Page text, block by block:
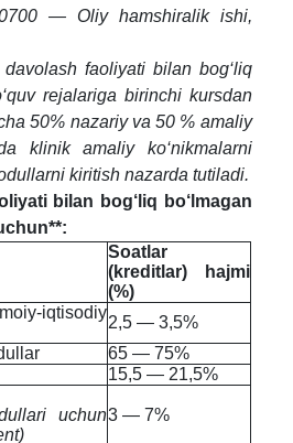
— Oliy hamshiralik ishi,
faoliyati bilan bog‘liq
rejalariga birinchi kursdan
50% nazariy va 50 % amaliy
klinik amaliy ko‘nikmalarni
kiritish nazarda tutiladi.
bilan bog‘liq bo‘lmagan
Soatlar
(kreditlar) hajmi
(%)
iqtisodiy
2,5 — 3,5%
65 — 75%
15,5 — 21,5%
uchun3 — 7%